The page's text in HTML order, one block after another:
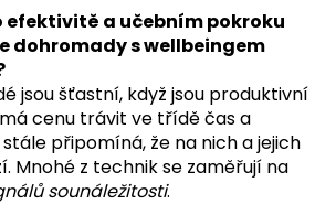
efektivitě a učebním pokroku
dohromady s wellbeingem
jsou šťastní, když jsou produktivní
cenu trávit ve třídě čas a
připomíná, že na nich a jejich
Mnohé z technik se zaměřují na
sounáležitosti.